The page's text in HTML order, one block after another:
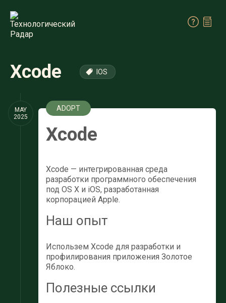
Xcode IOS
MAY
2025
ADOPT
Xcode
Xcode — интегрированная среда
разработки программного обеспечения
под OS X и iOS, разработанная
корпорацией Apple.
Наш опыт
Использем Xcode для разработки и
профилирования приложения Золотое
Яблоко.
Полезные ссылки